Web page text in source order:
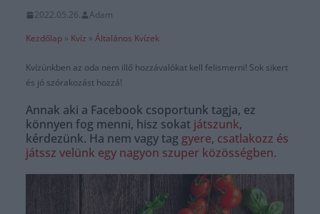
2022.05.26.
Adam
Kezdőlap » Kvíz » Általános Kvízek
Kvízünkben az oda nem illő hozzávalókat kell felismerni! Sok sikert
és jó szórakozást hozzá!
Annak aki a Facebook csoportunk tagja, ez
könnyen fog menni, hisz sokat játszunk,
kérdezünk. Ha nem vagy tag gyere, csatlakozz és
játssz velünk egy nagyon szuper közösségben.